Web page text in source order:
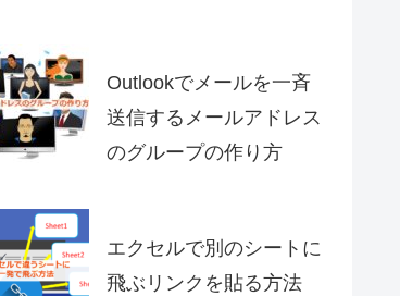
Outlookでメールを一斉
送信するメールアドレス
のグループの作り方
エクセルで別のシートに
飛ぶリンクを貼る方法